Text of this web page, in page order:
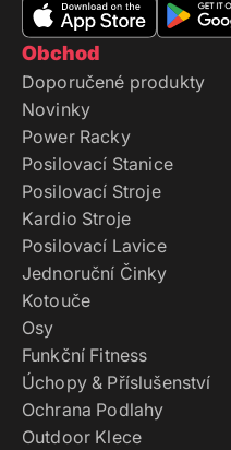
Obchod
Doporučené produkty
Novinky
Power Racky
Posilovací Stanice
Posilovací Stroje
Kardio Stroje
Posilovací Lavice
Jednoruční Činky
Kotouče
Osy
Funkční Fitness
Úchopy & Příslušenství
Ochrana Podlahy
Outdoor Klece